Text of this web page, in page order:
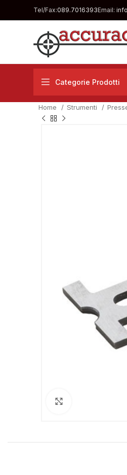
Tel/Fax:089.7016393Email:
Categorie Prodotti
Home Strumenti